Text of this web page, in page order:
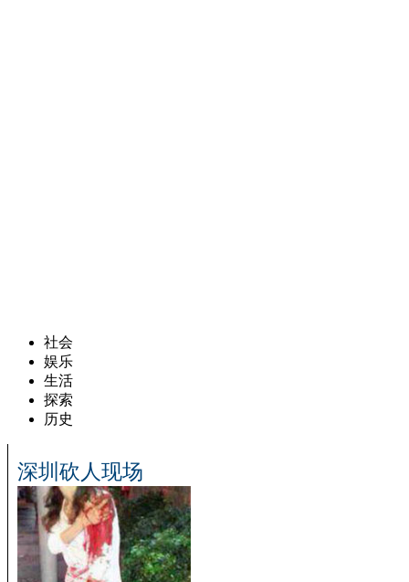
社会
娱乐
生活
探索
历史
深圳砍人现场